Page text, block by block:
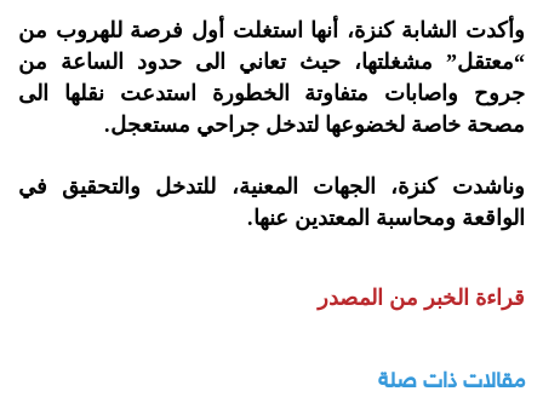
وأكدت الشابة كنزة، أنها استغلت أول فرصة للهروب من
“معتقل” مشغلتها، حيث تعاني الى حدود الساعة من
جروح واصابات متفاوتة الخطورة استدعت نقلها الى
مصحة خاصة لخضوعها لتدخل جراحي مستعجل.
وناشدت كنزة، الجهات المعنية، للتدخل والتحقيق في
الواقعة ومحاسبة المعتدين عنها.
قراءة الخبر من المصدر
مقالات ذات صلة